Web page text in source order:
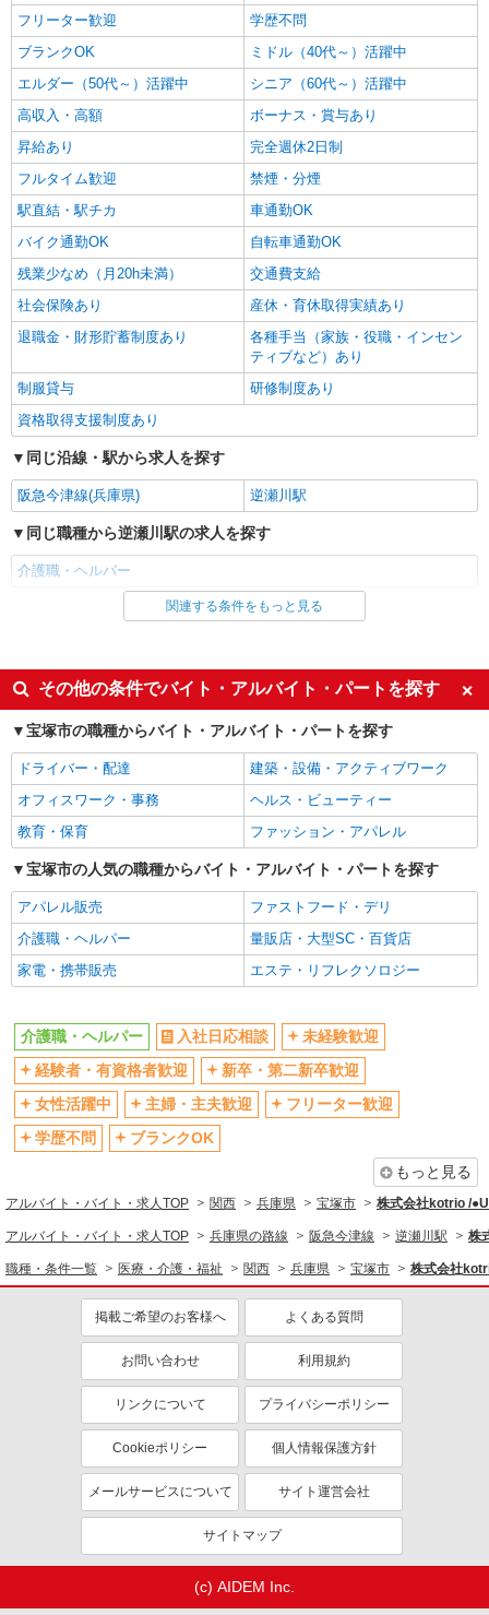
キープ
正社員
エイジフリーハウス宝塚中山
介護職／サービス付き高齢者向け住宅／正社員
／夜勤は月4〜5回
月給24万1,280円〜26万3,510円 ※経験・能
力・資格等による 初任者研修 月給 24万1,280円
実務者研修 月給 24万4,980円 介護福祉士 月給 25
万7,330円 社会福祉士 月給 26万3,510円 ※一律処
遇改善加算含む ※夜勤手当6,000円/4回を含む 〇
資格手当 〇職種手当 〇業務手当 〇時間外勤務手
当 〇夜勤手当 〇深夜勤務手当 〇休日勤務手当〇
年末年始勤務手当
エイジフリーハウス宝塚中山 兵庫県宝塚市今
キープ 詳細を見る
フリーター歓迎
学歴不問
ブランクOK
ミドル（40代～）活躍中
エルダー（50代～）活躍中
シニア（60代～）活躍中
高収入・高額
ボーナス・賞与あり
昇給あり
完全週休2日制
フルタイム歓迎
禁煙・分煙
駅直結・駅チカ
車通勤OK
バイク通勤OK
自転車通勤OK
残業少なめ（月20h未満）
交通費支給
社会保険あり
産休・育休取得実績あり
退職金・財形貯蓄制度あり
各種手当（家族・役職・インセン
ティブなど）あり
制服貸与
研修制度あり
資格取得支援制度あり
同じ沿線・駅から求人を探す
阪急今津線(兵庫県) 逆瀬川駅
同じ職種から逆瀬川駅の求人を探す
介護職・ヘルパー
同じ雇用形態から逆瀬川駅の求人を探す
同じ特徴から逆瀬川駅の求人を探す
入社日応相談
未経験歓迎
経験者・有資格者歓迎
新卒・第二新卒歓迎
女性活躍中
主婦・主夫歓迎
フリーター歓迎
学歴不問
ブランクOK
ミドル（40代～）活躍中
エルダー（50代～）活躍中
シニア（60代～）活躍中
高収入・高額
ボーナス・賞与あり
昇給あり
完全週休2日制
フルタイム歓迎
禁煙・分煙
バイク通勤OK
自転車通勤OK
残業少なめ（月20h未満）
交通費支給
社会保険あり
産休・育休取得実績あり
退職金・財形貯蓄制度あり
医療・介護・福祉
介護職・ヘルパー
同じ特徴から求人を探す
ミドル（40代～）活躍中
ボーナス・賞与あり
車通勤OK
交通費支給
社会保険あり
産休・育休取得実績あり
関連する条件をもっと見る
その他の条件でバイト・アルバイト・パートを探す
宝塚市の職種からバイト・アルバイト・パートを探す
ドライバー・配達
建築・設備・アクティブワーク
オフィスワーク・事務
ヘルス・ビューティー
教育・保育
ファッション・アパレル
宝塚市の人気の職種からバイト・アルバイト・パートを探す
アパレル販売
ファストフード・デリ
介護職・ヘルパー
量販店・大型SC・百貨店
家電・携帯販売
エステ・リフレクソロジー
介護職・ヘルパー 入社日応相談
未経験歓迎
経験者・有資格者歓迎
新卒・第二新卒歓迎
女性活躍中
主婦・主夫歓迎
フリーター歓迎
学歴不問
ブランクOK
もっと見る
アルバイト・バイト・求人TOP 関西 兵庫県 宝塚市 株式会社kotrio /
アルバイト・バイト・求人TOP 兵庫県の路線 阪急今津線 逆瀬川駅 株
職種・条件一覧 医療・介護・福祉 関西 兵庫県 宝塚市 株式会社
掲載ご希望のお客様へ よくある質問
お問い合わせ 利用規約
リンクについて プライバシーポリシー
Cookieポリシー 個人情報保護方針
メールサービスについて サイト運営会社
サイトマップ
(c) AIDEM Inc.